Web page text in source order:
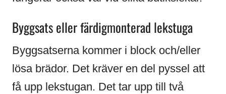
Byggsats eller färdigmonterad lekstuga
Byggsatserna kommer i block och/eller
lösa brädor. Det kräver en del pyssel att
få upp lekstugan. Det tar upp till två